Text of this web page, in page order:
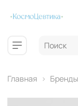
Главная Бренды